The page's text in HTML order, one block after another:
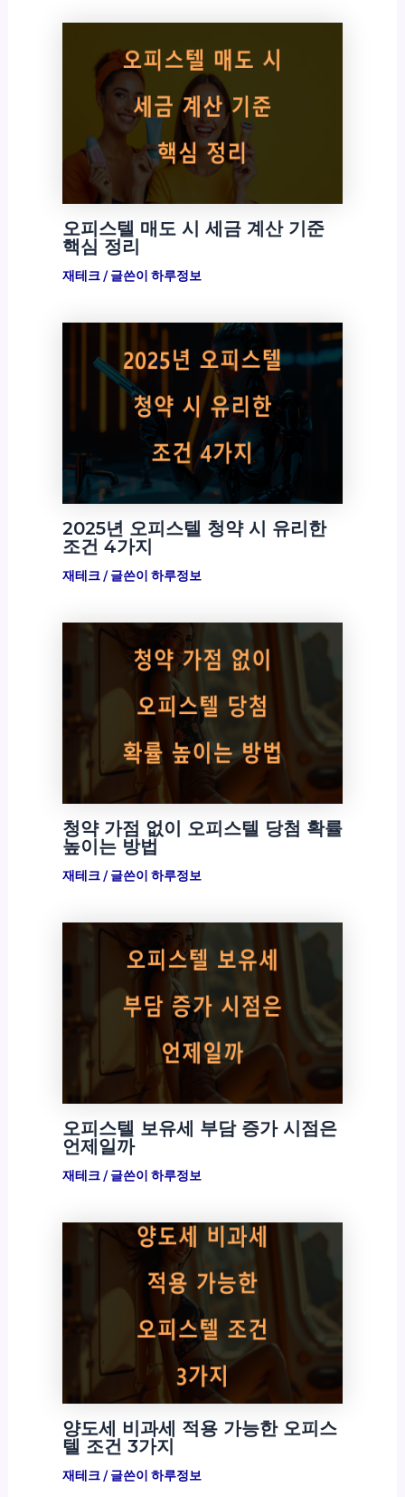
오피스텔 매도 시 세금 계산 기준
핵심 정리
재테크/ 글쓴이 하루정보
2025년 오피스텔 청약 시 유리한
조건 4가지
재테크/ 글쓴이 하루정보
청약 가점 없이 오피스텔 당첨 확률
높이는 방법
재테크/ 글쓴이 하루정보
오피스텔 보유세 부담 증가 시점은
언제일까
재테크/ 글쓴이 하루정보
양도세 비과세 적용 가능한 오피스
텔 조건 3가지
재테크/ 글쓴이 하루정보